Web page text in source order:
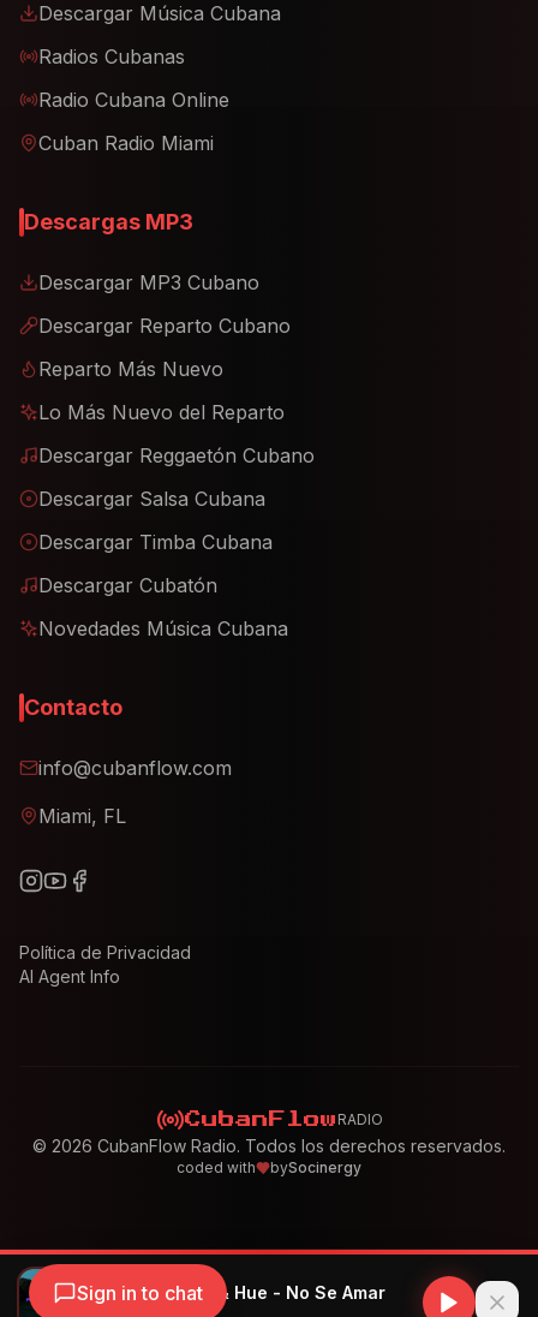
¡chin! & Vaccix & Hue - No Se Amar
Sign in to chat
Descargar Música Cubana
Radios Cubanas
Radio Cubana Online
Cuban Radio Miami
Descargas MP3
Descargar MP3 Cubano
Descargar Reparto Cubano
Reparto Más Nuevo
Lo Más Nuevo del Reparto
Descargar Reggaetón Cubano
Descargar Salsa Cubana
Descargar Timba Cubana
Descargar Cubatón
Novedades Música Cubana
Contacto
info@cubanflow.com
Miami, FL
Política de Privacidad
AI Agent Info
CubanFlow RADIO
© 2026 CubanFlow Radio. Todos los derechos reservados.
coded with bySocinergy